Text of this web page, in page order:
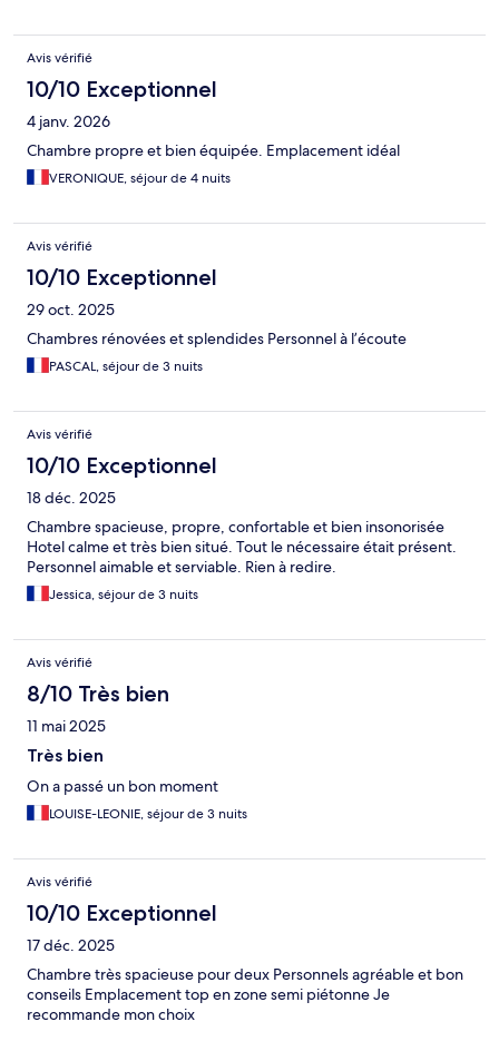
Avis vérifié
10/10 Exceptionnel
4 janv. 2026
Chambre propre et bien équipée. Emplacement idéal
VERONIQUE, séjour de 4 nuits
Avis vérifié
10/10 Exceptionnel
29 oct. 2025
Chambres rénovées et splendides Personnel à l’écoute
PASCAL, séjour de 3 nuits
Avis vérifié
10/10 Exceptionnel
18 déc. 2025
Chambre spacieuse, propre, confortable et bien insonorisée
Hotel calme et très bien situé. Tout le nécessaire était présent.
Personnel aimable et serviable. Rien à redire.
Jessica, séjour de 3 nuits
Avis vérifié
8/10 Très bien
11 mai 2025
Très bien
On a passé un bon moment
LOUISE-LEONIE, séjour de 3 nuits
Avis vérifié
10/10 Exceptionnel
17 déc. 2025
Chambre très spacieuse pour deux Personnels agréable et bon
conseils Emplacement top en zone semi piétonne Je
recommande mon choix